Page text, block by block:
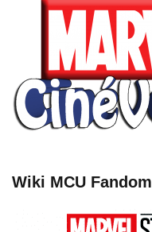
Wiki MCU Fandom